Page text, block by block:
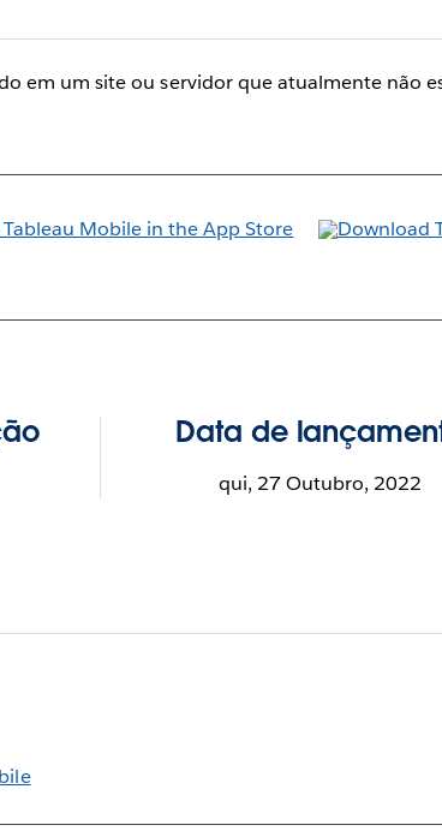
em um site ou servidor que atualmente não
Data de
qui, 27 Outubro, 2022